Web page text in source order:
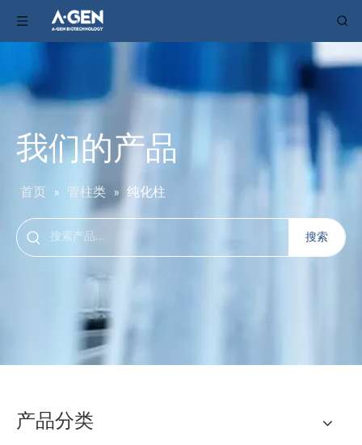
我们的产品
首页 » 管柱类 » 纯化柱
搜索
产品分类